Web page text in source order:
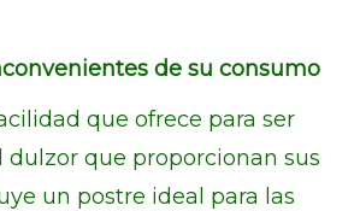
de su consumo
que ofrece para ser
dulzor que proporcionan sus
un postre ideal para las